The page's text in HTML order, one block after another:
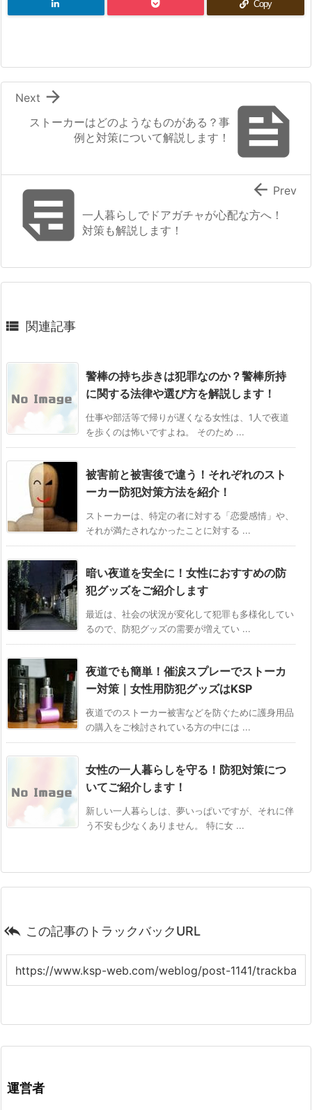
Copy

ストーカーはどのようなものがある？事
例と対策について解説します！

Next
一人暮らしでドアガチャが心配な方へ！
対策も解説します！
 Prev
 関連記事
警棒の持ち歩きは犯罪なのか？警棒所持
に関する法律や選び方を解説します！
仕事や部活等で帰りが遅くなる女性は、1人で夜道
を歩くのは怖いですよね。 そのため ...
被害前と被害後で違う！それぞれのスト
ーカー防犯対策方法を紹介！
ストーカーは、特定の者に対する「恋愛感情」や、
それが満たされなかったことに対する ...
暗い夜道を安全に！女性におすすめの防
犯グッズをご紹介します
最近は、社会の状況が変化して犯罪も多様化してい
るので、防犯グッズの需要が増えてい ...
夜道でも簡単！催涙スプレーでストーカ
ー対策｜女性用防犯グッズはKSP
夜道でのストーカー被害などを防ぐために護身用品
の購入をご検討されている方の中には ...
女性の一人暮らしを守る！防犯対策につ
いてご紹介します！
新しい一人暮らしは、夢いっぱいですが、それに伴
う不安も少なくありません。 特に女 ...
 この記事のトラックバックURL
運営者